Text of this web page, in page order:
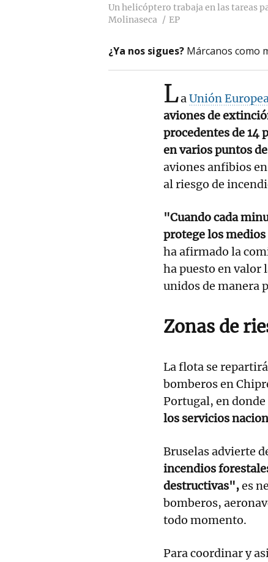
Un helicóptero trabaja en las tareas
Molinaseca
EP
¿Ya nos sigues? Márcanos como
LaUnión
aviones de
procedentes de 14
en varios puntos
aviones anfibios
al riesgo de
"Cuando cada
protege los
ha afirmado la
ha puesto en valor
unidos de manera
Zonas de
La flota se
bomberos en
Portugal, en donde
los servicios
Bruselas advierte
incendios
destructivas",es
bomberos,
todo momento.
Para coordinar y